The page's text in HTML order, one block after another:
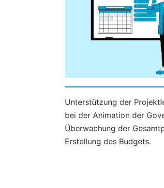
Unterstützung der
bei der Animation der
Überwachung der
Erstellung des Budgets.